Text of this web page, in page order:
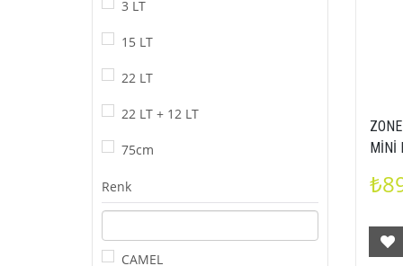
3 LT
15 LT
22 LT
22 LT + 12 LT
75cm
Renk
CAMEL
MİNİ